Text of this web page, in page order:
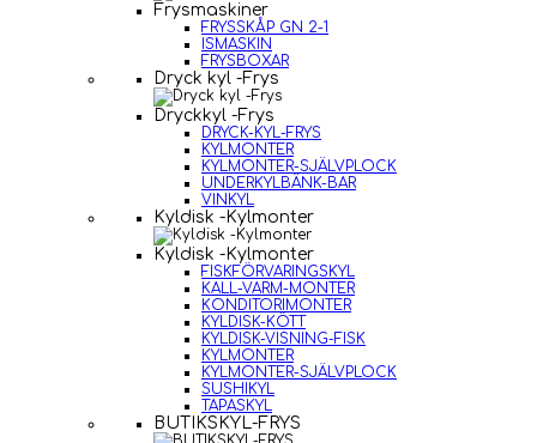
Frysmaskiner
FRYSSKÅP GN 2-1
ISMASKIN
FRYSBOXAR
Dryck kyl -Frys
Dryckkyl -Frys
DRYCK-KYL-FRYS
KYLMONTER
KYLMONTER-SJÄLVPLOCK
UNDERKYLBÄNK-BAR
VINKYL
Kyldisk -Kylmonter
Kyldisk -Kylmonter
FISKFÖRVARINGSKYL
KALL-VARM-MONTER
KONDITORIMONTER
KYLDISK-KÖTT
KYLDISK-VISNING-FISK
KYLMONTER
KYLMONTER-SJÄLVPLOCK
SUSHIKYL
TAPASKYL
BUTIKSKYL-FRYS